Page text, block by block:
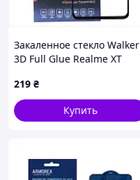
Закаленное стекло Walker
3D Full Glue Realme XT
219 ₴
Купить